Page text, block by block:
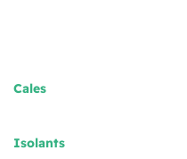
Cales
Isolants